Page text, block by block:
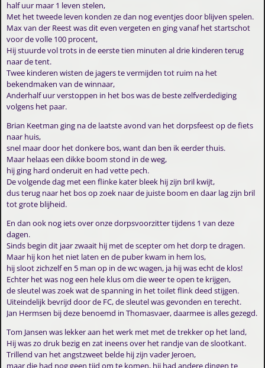
half uur maar 1 leven stelen,
Met het tweede leven konden ze dan nog eventjes door blijven spelen.
Max van der Reest was dit even vergeten en ging vanaf het startschot
voor de volle 100 procent,
Hij stuurde vol trots in de eerste tien minuten al drie kinderen terug
naar de tent.
Twee kinderen wisten de jagers te vermijden tot ruim na het
bekendmaken van de winnaar,
Anderhalf uur verstoppen in het bos was de beste zelfverdediging
volgens het paar.
Brian Keetman ging na de laatste avond van het dorpsfeest op de fiets
naar huis,
snel maar door het donkere bos, want dan ben ik eerder thuis.
Maar helaas een dikke boom stond in de weg,
hij ging hard onderuit en had vette pech.
De volgende dag met een flinke kater bleek hij zijn bril kwijt,
dus terug naar het bos op zoek naar de juiste boom en daar lag zijn bril
tot grote blijheid.
En dan ook nog iets over onze dorpsvoorzitter tijdens 1 van deze
dagen.
Sinds begin dit jaar zwaait hij met de scepter om het dorp te dragen.
Maar hij kon het niet laten en de puber kwam in hem los,
hij sloot zichzelf en 5 man op in de wc wagen, ja hij was echt de klos!
Echter het was nog een hele klus om die weer te open te krijgen,
de sleutel was zoek wat de spanning in het toilet flink deed stijgen.
Uiteindelijk bevrijd door de FC, de sleutel was gevonden en terecht.
Jan Hermsen bij deze benoemd in Thomasvaer, daarmee is alles gezegd.
Tom Jansen was lekker aan het werk met met de trekker op het land,
Hij was zo druk bezig en zat ineens over het randje van de slootkant.
Trillend van het angstzweet belde hij zijn vader Jeroen,
maar die had nog geen tijd om te komen, hij had andere dingen te